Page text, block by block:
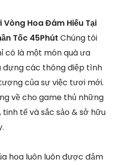
Vòng Hoa Đám Hiếu Tại
Tốc 45Phút Chúng tôi
có là một món quà ưa
đựng các thông điệp tình
của sự việc tươi mới.
về cho game thủ những
tế và sắc sảo & sở hữu
hoa luôn luôn được đảm